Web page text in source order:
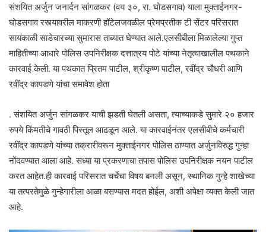
संशयित अर्जुन जनार्दन सांगळकर (वय ३०, रा. घोडसगाव) याला मुक्ताईनगर-
घोडसगाव रस्त्यावरील माकरणी हॉटेलजवळील प्रेमप्रतीक टी सेंटर परिसरात
सायंकाळी साडेचारच्या सुमारास ताब्यात घेण्यात आले.एलसीबीला मिळालेल्या गुप्त
माहितीच्या आधारे पोलिस उपनिरीक्षक दत्तात्रय पोटे यांच्या नेतृत्वाखालील पथकाने
कारवाई केली. या पथकात प्रितम पाटील, श्रीकृष्ण पाटील, रवींद्र चौधरी आणि
रवींद्र कापडणे यांचा समावेश होता
. संशयित अर्जुन सांगळकर याची झडती घेतली असता, त्याच्याकडे सुमारे २० हजार
रुपये किंमतीचे गावठी पिस्तूल आढळून आले. या कारवाईनंतर एलसीबीचे कर्मचारी
रवींद्र कापडणे यांच्या तक्रारीवरून मुक्ताईनगर पोलिस ठाण्यात अर्जुनविरुद्ध गुन्हा
नोंदवण्यात आला आहे. सध्या या प्रकरणाचा तपास पोलिस उपनिरीक्षक नयन पाटील
करत आहेत.ही कारवाई परिसरात चर्चेचा विषय बनली असून, स्थानिक गुन्हे शाखेच्या
या तत्परतेमुळे गुन्हेगारीला आळा बसण्यास मदत होईल, अशी अपेक्षा व्यक्त केली जात
आहे.